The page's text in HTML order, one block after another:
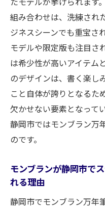
モンブラン万
の秘訣
静岡市内でのモン
静岡市でのモ
買取大吉新静
静岡市内で高
静岡市内の買
静岡市でのモ
組み合わせは、洗練され
ジネスシーンでも重宝さ
モデルや限定版も注目さ
は希少性が高いアイテム
のデザインは、書く楽し
こと自体が誇りとなるた
欠かせない要素となって
静岡市ではモンブラン万
のです。
モンブランが静岡市で
れる理由
静岡市でモンブラン万年